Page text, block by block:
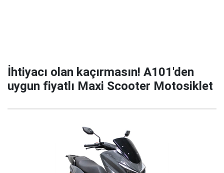
İhtiyacı olan kaçırmasın! A101'den
uygun fiyatlı Maxi Scooter Motosiklet